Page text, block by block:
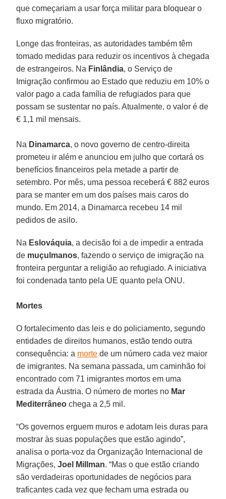
que começariam a usar força militar para bloquear o
fluxo migratório.
Longe das fronteiras, as autoridades também têm
tomado medidas para reduzir os incentivos à chegada
de estrangeiros. Na Finlândia, o Serviço de
Imigração confirmou ao Estado que reduziu em 10% o
valor pago a cada família de refugiados para que
possam se sustentar no país. Atualmente, o valor é de
€ 1,1 mil mensais.
Na Dinamarca, o novo governo de centro-direita
prometeu ir além e anunciou em julho que cortará os
benefícios financeiros pela metade a partir de
setembro. Por mês, uma pessoa receberá € 882 euros
para se manter em um dos países mais caros do
mundo. Em 2014, a Dinamarca recebeu 14 mil
pedidos de asilo.
Na Eslováquia, a decisão foi a de impedir a entrada
de muçulmanos, fazendo o serviço de imigração na
fronteira perguntar a religião ao refugiado. A iniciativa
foi condenada tanto pela UE quanto pela ONU.
Mortes
O fortalecimento das leis e do policiamento, segundo
entidades de direitos humanos, estão tendo outra
consequência: a morte de um número cada vez maior
de imigrantes. Na semana passada, um caminhão foi
encontrado com 71 imigrantes mortos em uma
estrada da Áustria. O número de mortes no Mar
Mediterrâneo chega a 2,5 mil.
“Os governos erguem muros e adotam leis duras para
mostrar às suas populações que estão agindo”,
analisa o porta-voz da Organização Internacional de
Migrações, Joel Millman. “Mas o que estão criando
são verdadeiras oportunidades de negócios para
traficantes cada vez que fecham uma estrada ou